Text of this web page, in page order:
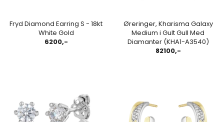
Fryd Diamond Earring S - 18kt
White Gold
6200,-
Øreringer, Kharisma Galaxy
Medium i Gult Gull Med
Diamanter (KHA1-A3540)
82100,-